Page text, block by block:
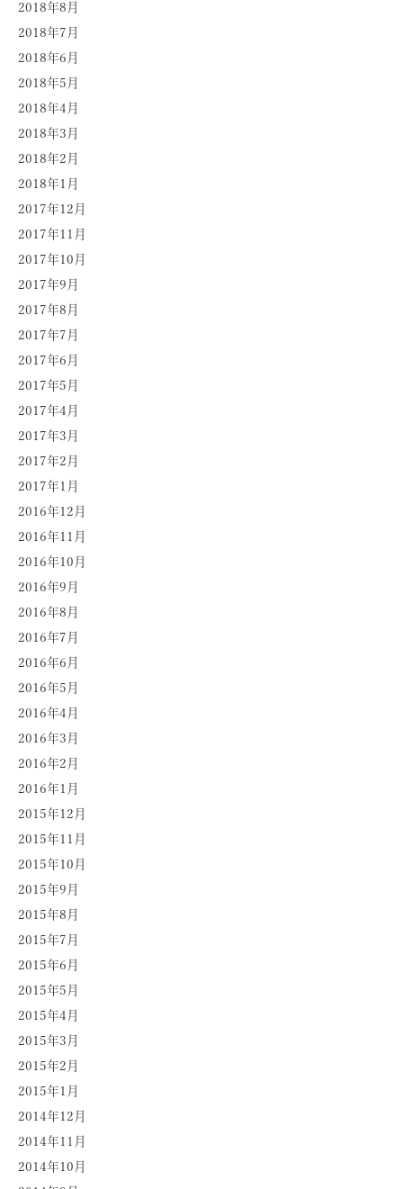
2018年8月
2018年7月
2018年6月
2018年5月
2018年4月
2018年3月
2018年2月
2018年1月
2017年12月
2017年11月
2017年10月
2017年9月
2017年8月
2017年7月
2017年6月
2017年5月
2017年4月
2017年3月
2017年2月
2017年1月
2016年12月
2016年11月
2016年10月
2016年9月
2016年8月
2016年7月
2016年6月
2016年5月
2016年4月
2016年3月
2016年2月
2016年1月
2015年12月
2015年11月
2015年10月
2015年9月
2015年8月
2015年7月
2015年6月
2015年5月
2015年4月
2015年3月
2015年2月
2015年1月
2014年12月
2014年11月
2014年10月